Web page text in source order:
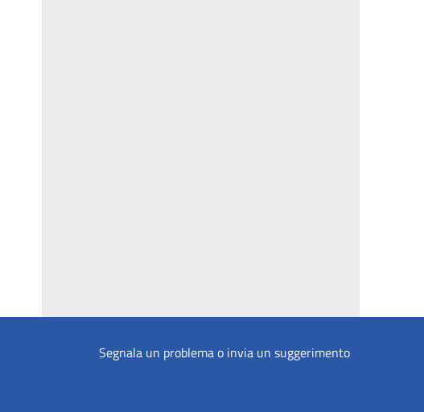
Segnala un problema o invia un suggerimento